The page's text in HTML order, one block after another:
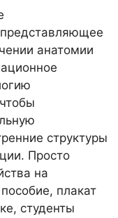
анатомии
структуры
Просто
на
плакат
студенты